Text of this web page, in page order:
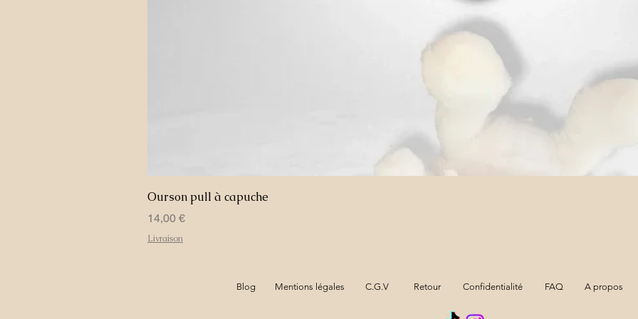
Ourson pull à capuche
Prix
14,00 €
Livraison
Blog Mentions légales C.G.V Retour Confidentialité FAQ A propos